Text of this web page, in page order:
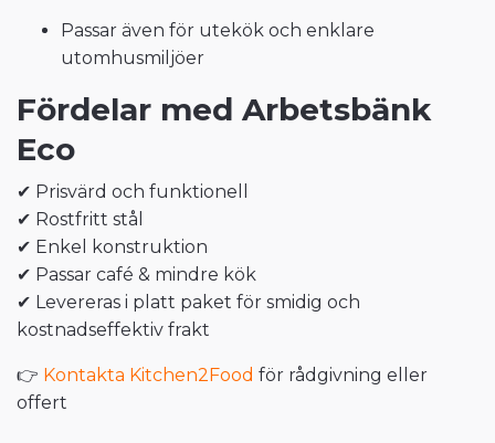
Passar även för utekök och enklare
utomhusmiljöer
Fördelar med Arbetsbänk
Eco
✔ Prisvärd och funktionell
✔ Rostfritt stål
✔ Enkel konstruktion
✔ Passar café & mindre kök
✔ Levereras i platt paket för smidig och
kostnadseffektiv frakt
👉 Kontakta Kitchen2Food för rådgivning eller
offert